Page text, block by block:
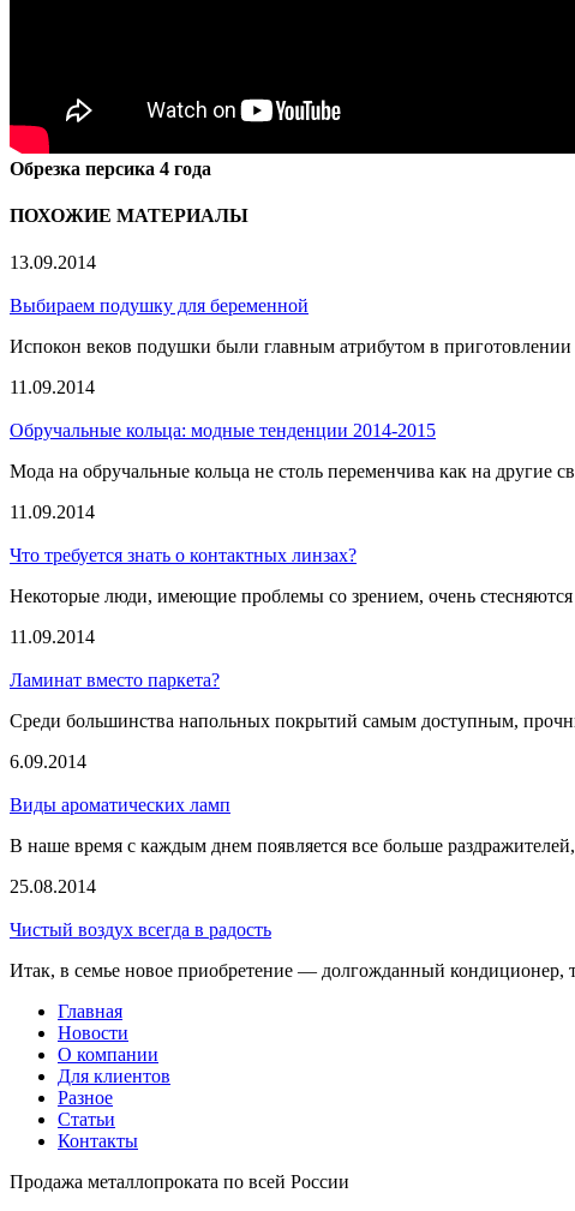
Обрезка персика 4 года
ПОХОЖИЕ МАТЕРИАЛЫ
13.09.2014
Выбираем подушку для беременной
Испокон веков подушки были главным атрибутом в
11.09.2014
Обручальные кольца: модные тенденции 2014-2015
Мода на обручальные кольца не столь переменчива как на
11.09.2014
Что требуется знать о контактных линзах?
Некоторые люди, имеющие проблемы со зрением, очень
11.09.2014
Ламинат вместо паркета?
Среди большинства напольных покрытий самым доступным,
6.09.2014
Виды ароматических ламп
В наше время с каждым днем появляется все больше
25.08.2014
Чистый воздух всегда в радость
Итак, в семье новое приобретение — долгожданный кондиционер,
Главная
Новости
О компании
Для клиентов
Разное
Статьи
Контакты
Продажа металлопроката по всей России